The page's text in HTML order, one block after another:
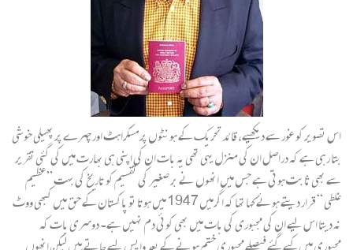
اس تصویر کو غور سے دیکھیے، قائد تحریک کے ہونٹوں پر مسکراہٹ اور چہرے پر پھیلی خوشی
بتا رہی ہے کہ دراصل ان کی منزل یہی تھی یہ بات ان کی اپنی ہی بھارت میں کی گئی تقریر
سے بھی ثابت ہوتی ہے جس میں انھوں نے بر صغیر کی تقسیم کو تاریخ کی بہت ”عظیم
غلطی “ قرار دیتے ہوئے کہا تھا کہ اگرمیں 1947 میں ہوتا تو پاکستان کے حق میں کبھی ووٹ
نہ دیتا اس لیے ان کی مجبوری کی بات میں بھی کوئی دم نہیں ہے۔ دوسری بات کہ